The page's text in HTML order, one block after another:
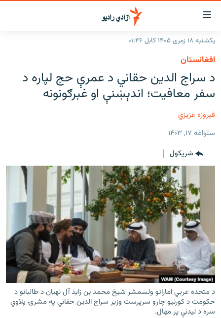
د
لاسرسۍ
وړ
لېنکونه
متن
ته
اصلي
ته
لټون
مراجعه
راپورونه
افغانستان
منځنی ختیځ
خبرونه
مرکې
اونیزې خپرونې
انځوریزه برخه
د کډوالۍ بحران
'کووېډ-۱۹'
اړیکه
دري پاڼه
Azadi English
راسره ملګري شئ
یکشنبه ۱۸ زمری ۱۴۰۵ کابل ۰۱:۴۶
افغانستان
د سراج الدین حقاني د عمرې حج لپاره د
سفر معافیت؛ اندېښنې او غبرګونونه
فېروزه عزیزي
سلواغه ۱۷, ۱۴۰۳
شريکول
د متحده عربي اماراتو ولسمشر شیخ محمد بن زاید آل نهیان د طالبانو د
حکومت د کورنیو چارو سرپرست وزیر سراج الدین حقاني په مشرۍ پلاوي
سره د لیدنې پر مهال.